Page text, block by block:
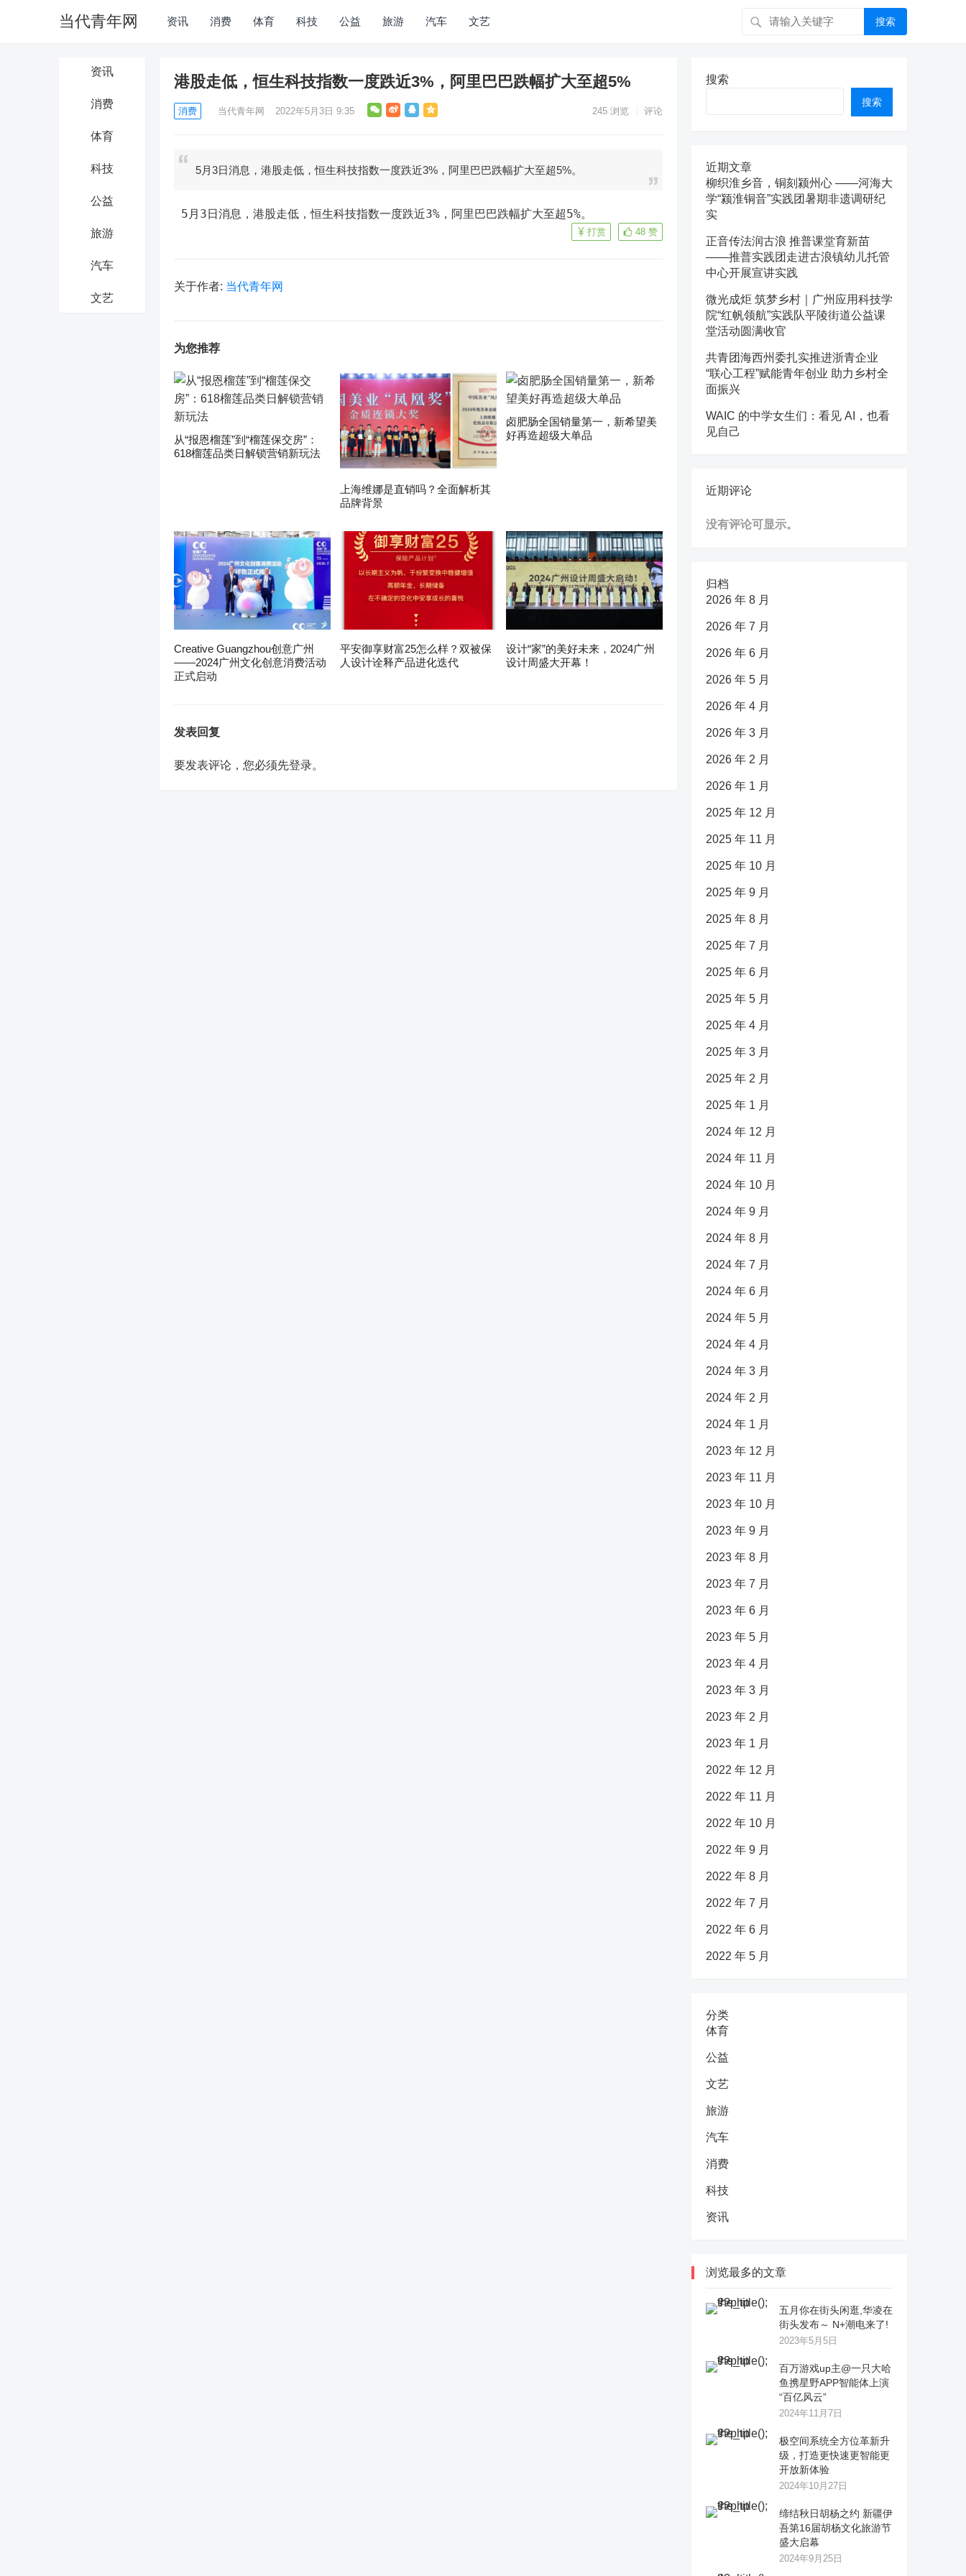
当代青年网 资讯 消费 体育 科技 公益 旅游 汽车 文艺 搜索
资讯
消费
体育
科技
公益
旅游
汽车
文艺
港股走低，恒生科技指数一度跌近3%，阿里巴巴跌幅扩大至超5%
消费 当代青年网 2022年5月3日 9:35 245 浏览 评论
5月3日消息，港股走低，恒生科技指数一度跌近3%，阿里巴巴跌幅扩大至超5%。
5月3日消息，港股走低，恒生科技指数一度跌近3%，阿里巴巴跌幅扩大至超5%。
48 赞
打赏
关于作者: 当代青年网
为您推荐
从“报恩榴莲”到“榴莲保交房”：
618榴莲品类日解锁营销新玩法
上海维娜是直销吗？全面解析其
品牌背景
卤肥肠全国销量第一，新希望美
好再造超级大单品
Creative Guangzhou创意广州
——2024广州文化创意消费活动
正式启动
平安御享财富25怎么样？双被保
人设计诠释产品进化迭代
设计“家”的美好未来，2024广州
设计周盛大开幕！
发表回复
要发表评论，您必须先登录。
搜索
搜索
近期文章
柳织淮乡音，铜刻颍州心 ——河海大
学“颍淮铜音”实践团暑期非遗调研纪
实
正音传法润古浪 推普课堂育新苗
——推普实践团走进古浪镇幼儿托管
中心开展宣讲实践
微光成炬 筑梦乡村｜广州应用科技学
院“红帆领航”实践队平陵街道公益课
堂活动圆满收官
共青团海西州委扎实推进浙青企业
“联心工程”赋能青年创业 助力乡村全
面振兴
WAIC 的中学女生们：看见 AI，也看
见自己
近期评论
没有评论可显示。
归档
2026 年 8 月
2026 年 7 月
2026 年 6 月
2026 年 5 月
2026 年 4 月
2026 年 3 月
2026 年 2 月
2026 年 1 月
2025 年 12 月
2025 年 11 月
2025 年 10 月
2025 年 9 月
2025 年 8 月
2025 年 7 月
2025 年 6 月
2025 年 5 月
2025 年 4 月
2025 年 3 月
2025 年 2 月
2025 年 1 月
2024 年 12 月
2024 年 11 月
2024 年 10 月
2024 年 9 月
2024 年 8 月
2024 年 7 月
2024 年 6 月
2024 年 5 月
2024 年 4 月
2024 年 3 月
2024 年 2 月
2024 年 1 月
2023 年 12 月
2023 年 11 月
2023 年 10 月
2023 年 9 月
2023 年 8 月
2023 年 7 月
2023 年 6 月
2023 年 5 月
2023 年 4 月
2023 年 3 月
2023 年 2 月
2023 年 1 月
2022 年 12 月
2022 年 11 月
2022 年 10 月
2022 年 9 月
2022 年 8 月
2022 年 7 月
2022 年 6 月
2022 年 5 月
分类
体育
公益
文艺
旅游
汽车
消费
科技
资讯
浏览最多的文章
五月你在街头闲逛,华凌在
街头发布～ N+潮电来了!
2023年5月5日
百万游戏up主@一只大哈
鱼携星野APP智能体上演
“百亿风云”
2024年11月7日
极空间系统全方位革新升
级，打造更快速更智能更
开放新体验
2024年10月27日
缔结秋日胡杨之约 新疆伊
吾第16届胡杨文化旅游节
盛大启幕
2024年9月25日